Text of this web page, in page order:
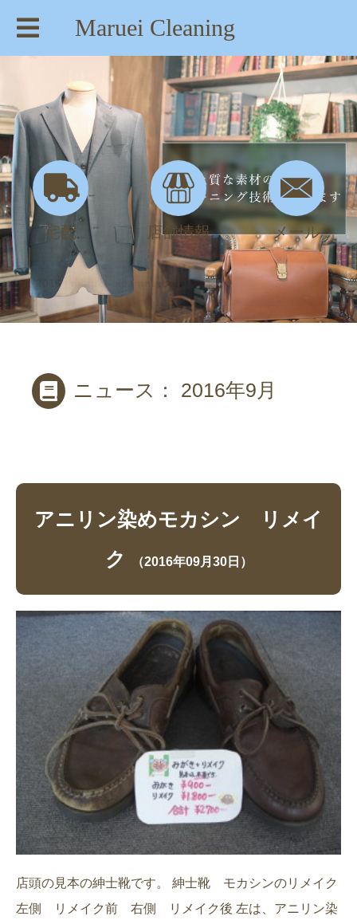
Maruei Cleaning
【住所】：東京都八王子市絹ヶ丘1-22-20
【TEL】：042-635-6234
【営業時間】：AM 8:00～PM 7:30
宅配 店舗情報 メール
9月, 2016 | maruei-cleaning.com
ニュース： 2016年9月
アニリン染めモカシン リメイ
ク
（2016年09月30日）
店頭の見本の紳士靴です。 紳士靴 モカシンのリメイク
左側 リメイク前 右側 リメイク後 左は、アニリン染